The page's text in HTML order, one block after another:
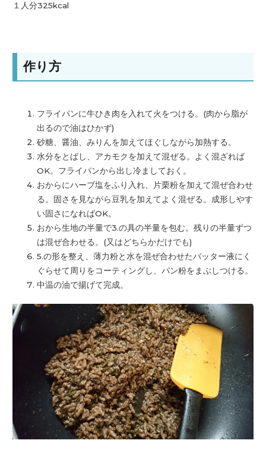
１人分325kcal
作り方
フライパンに牛ひき肉を入れて火をつける。(肉から脂が
出るので油はひかず)
砂糖、醤油、みりんを加えてほぐしながら加熱する。
水分をとばし、アカモクを加えて混ぜる。よく混ざれば
OK。 フライパンから出し冷ましておく。
おからにハーブ塩をふり入れ、片栗粉を加えて混ぜ合わせ
る。 固さを見ながら豆乳を加えてよく混ぜる。 成形しやす
い固さになればOK。
おから生地の半量で3.の具の半量を包む。残りの半量ずつ
は混ぜ合わせる。(又はどちらかだけでも)
5.の形を整え、薄力粉と水を混ぜ合わせたバッター液にく
ぐらせて周りをコーティ ングし、パン粉をまぶしつける。
中温の油で揚げて完成。